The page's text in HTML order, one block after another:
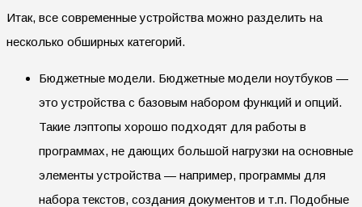
Итак, все современные устройства можно разделить на
несколько обширных категорий.
Бюджетные модели. Бюджетные модели ноутбуков —
это устройства с базовым набором функций и опций.
Такие лэптопы хорошо подходят для работы в
программах, не дающих большой нагрузки на основные
элементы устройства — например, программы для
набора текстов, создания документов и т.п. Подобные